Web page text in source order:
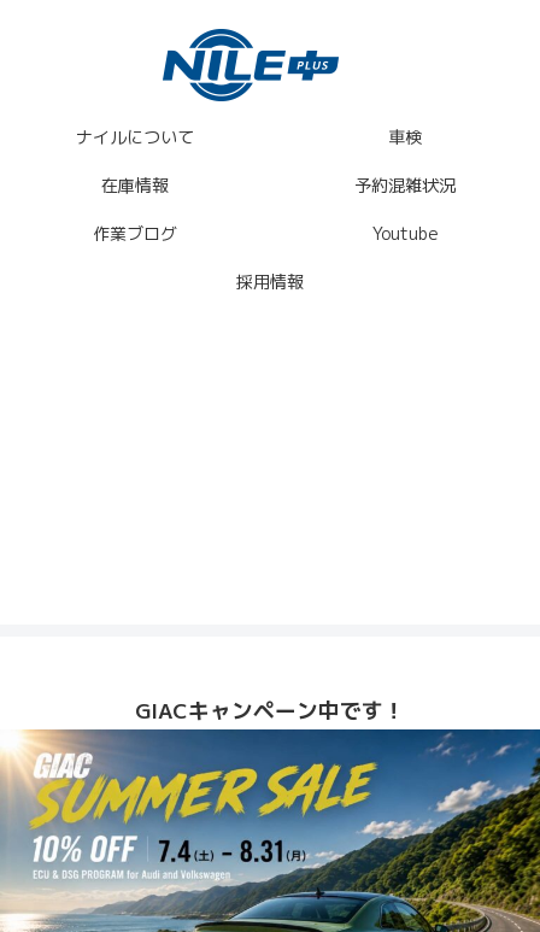
ナイルについて 車検
在庫情報 予約混雑状況
作業ブログ Youtube
採用情報
GIACキャンペーン中です！